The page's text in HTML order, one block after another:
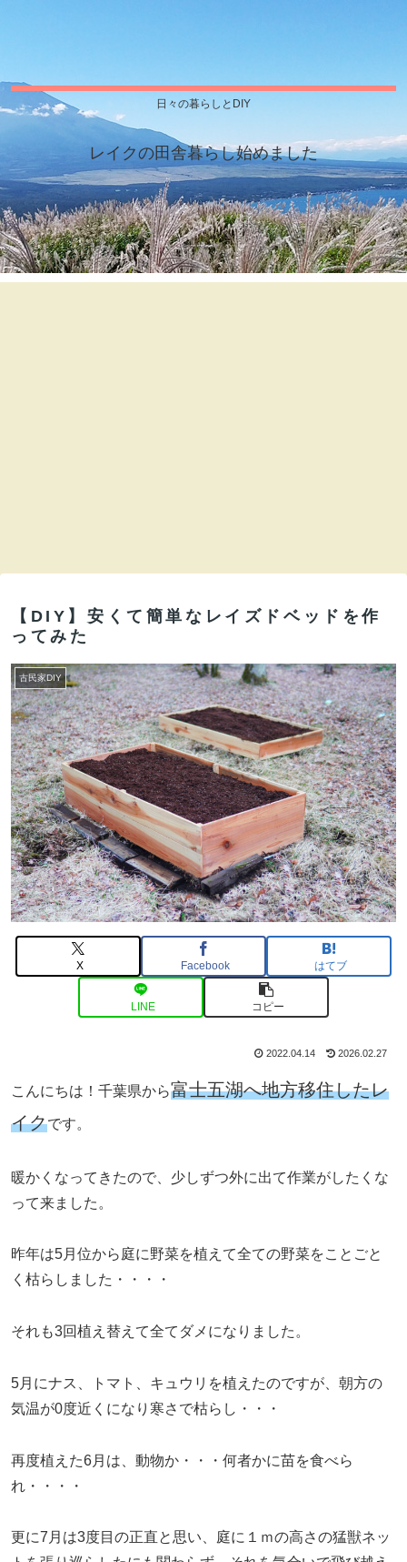
日々の暮らしとDIY
レイクの田舎暮らし始めました
【DIY】安くて簡単なレイズドベッドを作
ってみた
古民家DIY
X Facebook はてブ
LINE コピー
2022.04.14 2026.02.27
こんにちは！千葉県から富士五湖へ地方移住したレ
イクです。
暖かくなってきたので、少しずつ外に出て作業がしたくな
って来ました。
昨年は5月位から庭に野菜を植えて全ての野菜をことごと
く枯らしました・・・・
それも3回植え替えて全てダメになりました。
5月にナス、トマト、キュウリを植えたのですが、朝方の
気温が0度近くになり寒さで枯らし・・・
再度植えた6月は、動物か・・・何者かに苗を食べら
れ・・・・
更に7月は3度目の正直と思い、庭に１ｍの高さの猛獣ネッ